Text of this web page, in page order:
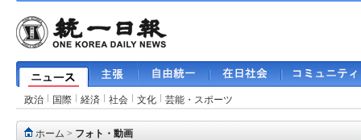
政治 国際 経済 社会 文化 芸能・スポーツ
ホーム > フォト・動画